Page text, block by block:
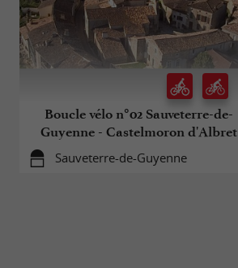
Boucle vélo n°02 Sauveterre-de-
Guyenne - Castelmoron d'Albret
Sauveterre-de-Guyenne